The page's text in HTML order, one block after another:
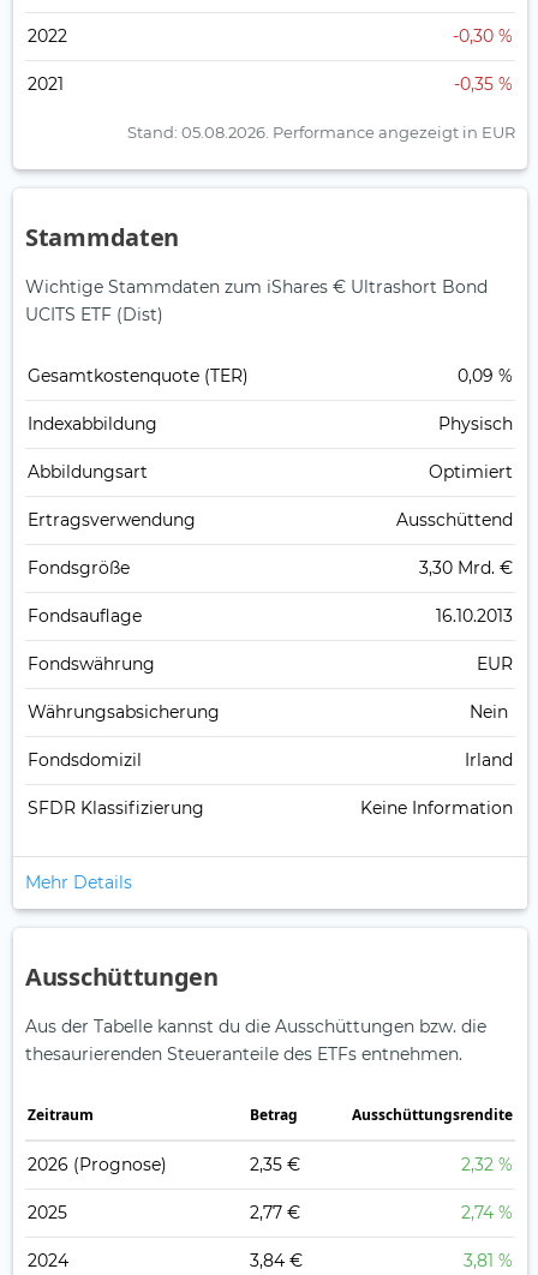
2022 -0,30 %
2021 -0,35 %
Stand: 05.08.2026. Performance angezeigt in EUR
Stammdaten
Wichtige Stammdaten zum iShares € Ultrashort Bond
UCITS ETF (Dist)
Gesamt­kosten­quote (TER) 0,09 %
Index­abbildung Physisch
Abbildungs­art Optimiert
Ertrags­verwendung Ausschüttend
Fonds­größe 3,30 Mrd. €
Fonds­auflage 16.10.2013
Fonds­währung EUR
Währungsabsicherung Nein
Fondsdomizil Irland
SFDR Klassifizierung Keine Information
Mehr Details
Ausschüttungen
Aus der Tabelle kannst du die Ausschüttungen bzw. die
thesaurierenden Steueranteile des ETFs entnehmen.
Zeitraum Betrag Ausschüttungsrendite
2026 (Prognose) 2,35 € 2,32 %
2025 2,77 € 2,74 %
2024 3,84 € 3,81 %